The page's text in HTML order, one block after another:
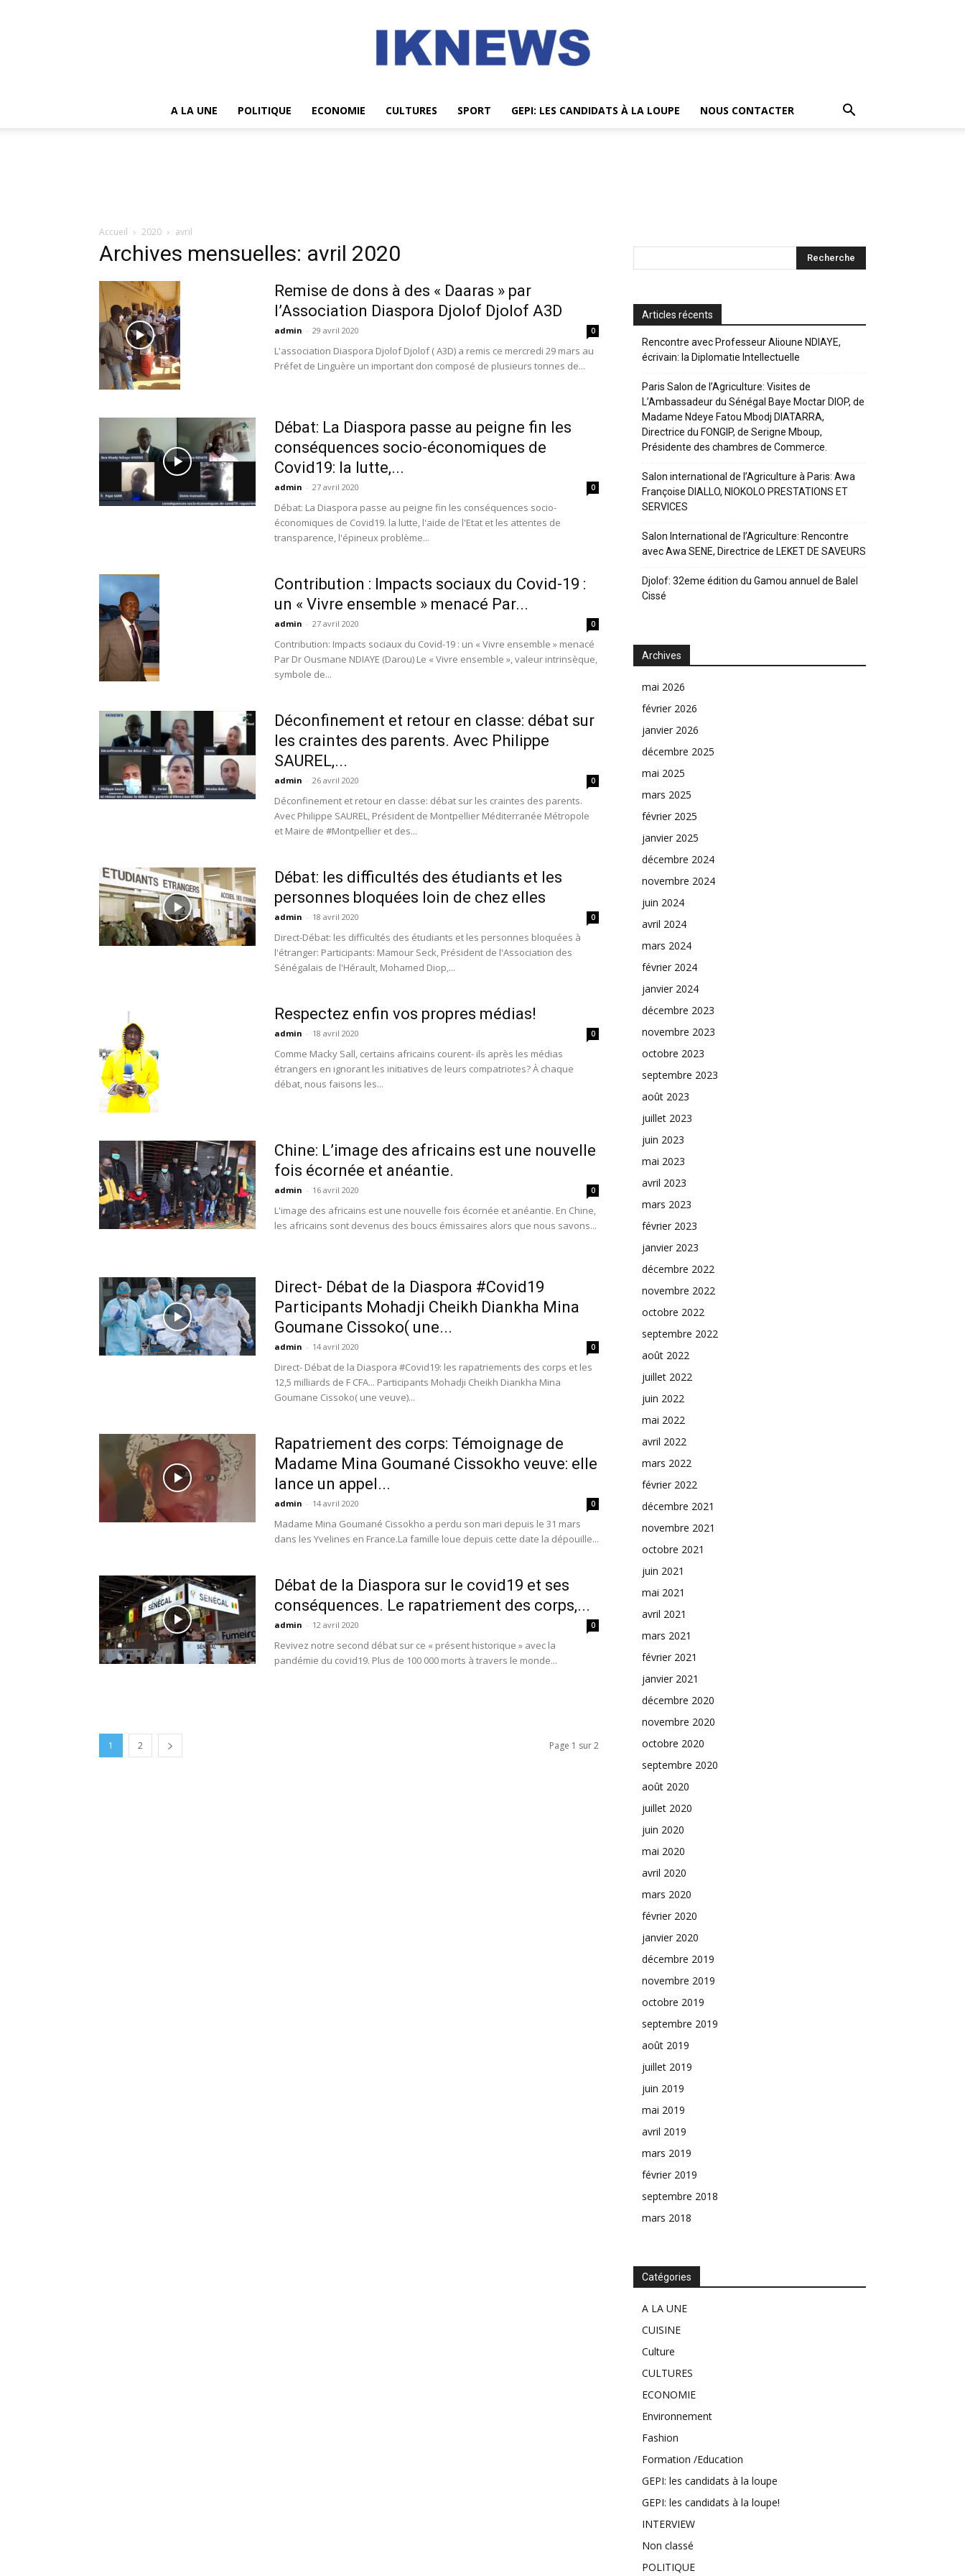
IKNEWS
A LA UNE POLITIQUE ECONOMIE CULTURES SPORT GEPI: LES CANDIDATS À LA LOUPE NOUS CONTACTER
Accueil 2020 avril
Archives mensuelles: avril 2020
Remise de dons à des « Daaras » par
l’Association Diaspora Djolof Djolof A3D
admin - 29 avril 2020 0
L'association Diaspora Djolof Djolof ( A3D) a remis ce mercredi 29 mars au
Préfet de Linguère un important don composé de plusieurs tonnes de...
Débat: La Diaspora passe au peigne fin les
conséquences socio-économiques de
Covid19: la lutte,...
admin - 27 avril 2020 0
Débat: La Diaspora passe au peigne fin les conséquences socio-
économiques de Covid19. la lutte, l'aide de l'Etat et les attentes de
transparence, l'épineux problème...
Contribution : Impacts sociaux du Covid-19 :
un « Vivre ensemble » menacé Par...
admin - 27 avril 2020 0
Contribution: Impacts sociaux du Covid-19 : un « Vivre ensemble » menacé
Par Dr Ousmane NDIAYE (Darou) Le « Vivre ensemble », valeur intrinsèque,
symbole de...
Déconfinement et retour en classe: débat sur
les craintes des parents. Avec Philippe
SAUREL,...
admin - 26 avril 2020 0
Déconfinement et retour en classe: débat sur les craintes des parents.
Avec Philippe SAUREL, Président de Montpellier Méditerranée Métropole
et Maire de #Montpellier et des...
Débat: les difficultés des étudiants et les
personnes bloquées loin de chez elles
admin - 18 avril 2020 0
Direct-Débat: les difficultés des étudiants et les personnes bloquées à
l'étranger: Participants: Mamour Seck, Président de l'Association des
Sénégalais de l'Hérault, Mohamed Diop,...
Respectez enfin vos propres médias!
admin - 18 avril 2020 0
Comme Macky Sall, certains africains courent- ils après les médias
étrangers en ignorant les initiatives de leurs compatriotes? À chaque
débat, nous faisons les...
Chine: L’image des africains est une nouvelle
fois écornée et anéantie.
admin - 16 avril 2020 0
L'image des africains est une nouvelle fois écornée et anéantie. En Chine,
les africains sont devenus des boucs émissaires alors que nous savons...
Direct- Débat de la Diaspora #Covid19
Participants Mohadji Cheikh Diankha Mina
Goumane Cissoko( une...
admin - 14 avril 2020 0
Direct- Débat de la Diaspora #Covid19: les rapatriements des corps et les
12,5 milliards de F CFA... Participants Mohadji Cheikh Diankha Mina
Goumane Cissoko( une veuve)...
Rapatriement des corps: Témoignage de
Madame Mina Goumané Cissokho veuve: elle
lance un appel...
admin - 14 avril 2020 0
Madame Mina Goumané Cissokho a perdu son mari depuis le 31 mars
dans les Yvelines en France.La famille loue depuis cette date la dépouille...
Débat de la Diaspora sur le covid19 et ses
conséquences. Le rapatriement des corps,...
admin - 12 avril 2020 0
Revivez notre second débat sur ce « présent historique » avec la
pandémie du covid19. Plus de 100 000 morts à travers le monde...
1 2 Page 1 sur 2
Articles récents
Rencontre avec Professeur Alioune NDIAYE,
écrivain: la Diplomatie Intellectuelle
Paris Salon de l’Agriculture: Visites de
L’Ambassadeur du Sénégal Baye Moctar DIOP, de
Madame Ndeye Fatou Mbodj DIATARRA,
Directrice du FONGIP, de Serigne Mboup,
Présidente des chambres de Commerce.
Salon international de l’Agriculture à Paris: Awa
Françoise DIALLO, NIOKOLO PRESTATIONS ET
SERVICES
Salon International de l’Agriculture: Rencontre
avec Awa SENE, Directrice de LEKET DE SAVEURS
Djolof: 32eme édition du Gamou annuel de Balel
Cissé
Archives
mai 2026
février 2026
janvier 2026
décembre 2025
mai 2025
mars 2025
février 2025
janvier 2025
décembre 2024
novembre 2024
juin 2024
avril 2024
mars 2024
février 2024
janvier 2024
décembre 2023
novembre 2023
octobre 2023
septembre 2023
août 2023
juillet 2023
juin 2023
mai 2023
avril 2023
mars 2023
février 2023
janvier 2023
décembre 2022
novembre 2022
octobre 2022
septembre 2022
août 2022
juillet 2022
juin 2022
mai 2022
avril 2022
mars 2022
février 2022
décembre 2021
novembre 2021
octobre 2021
juin 2021
mai 2021
avril 2021
mars 2021
février 2021
janvier 2021
décembre 2020
novembre 2020
octobre 2020
septembre 2020
août 2020
juillet 2020
juin 2020
mai 2020
avril 2020
mars 2020
février 2020
janvier 2020
décembre 2019
novembre 2019
octobre 2019
septembre 2019
août 2019
juillet 2019
juin 2019
mai 2019
avril 2019
mars 2019
février 2019
septembre 2018
mars 2018
Catégories
A LA UNE
CUISINE
Culture
CULTURES
ECONOMIE
Environnement
Fashion
Formation /Education
GEPI: les candidats à la loupe
GEPI: les candidats à la loupe!
INTERVIEW
Non classé
POLITIQUE